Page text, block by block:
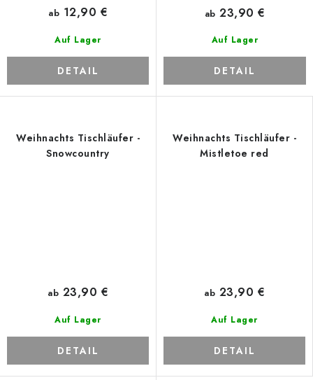
Auf Lager
ab 12,90 €
DETAIL
Auf Lager
ab 23,90 €
DETAIL
Weihnachts Tischläufer -
Snowcountry
Auf Lager
ab 23,90 €
DETAIL
Weihnachts Tischläufer -
Mistletoe red
Auf Lager
ab 23,90 €
DETAIL